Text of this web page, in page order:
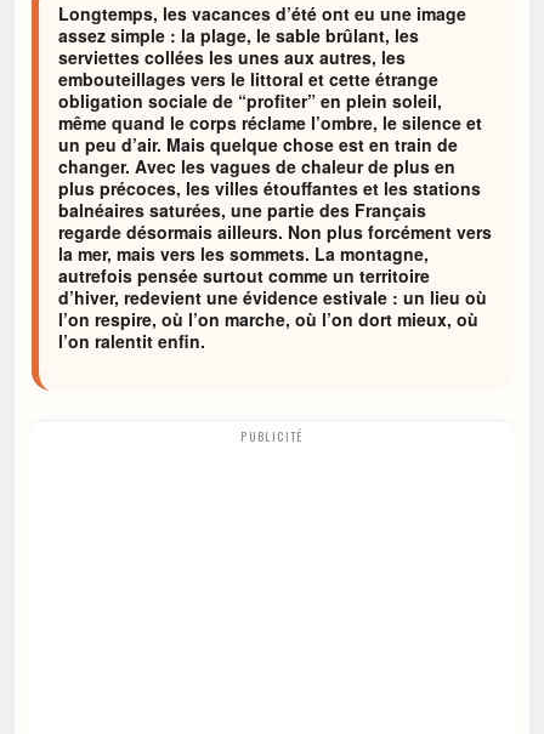
Longtemps, les vacances d’été ont eu une image
assez simple : la plage, le sable brûlant, les
serviettes collées les unes aux autres, les
embouteillages vers le littoral et cette étrange
obligation sociale de “profiter” en plein soleil,
même quand le corps réclame l’ombre, le silence et
un peu d’air. Mais quelque chose est en train de
changer. Avec les vagues de chaleur de plus en
plus précoces, les villes étouffantes et les stations
balnéaires saturées, une partie des Français
regarde désormais ailleurs. Non plus forcément vers
la mer, mais vers les sommets. La montagne,
autrefois pensée surtout comme un territoire
d’hiver, redevient une évidence estivale : un lieu où
l’on respire, où l’on marche, où l’on dort mieux, où
l’on ralentit enfin.
PUBLICITÉ